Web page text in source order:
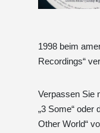
1998 beim
Recordings“
Verpassen Sie
„3 Some“ oder
Other World“